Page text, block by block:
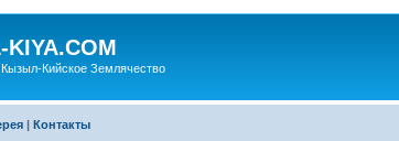
KIYA.COM
Кийское Землячество
| Контакты